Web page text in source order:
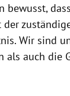
bewusst,
Wir sind
als auch die